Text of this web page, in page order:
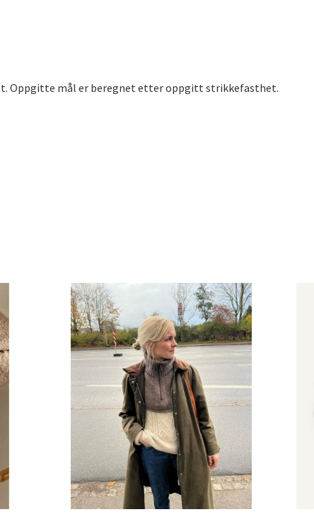
Oppgitte mål er beregnet etter oppgitt strikkefasthet.